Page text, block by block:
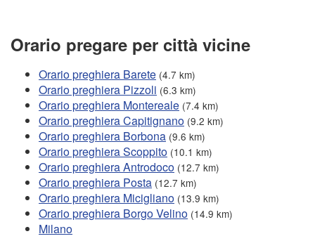
Orario pregare per città vicine
Orario preghiera Barete (4.7 km)
Orario preghiera Pizzoli (6.3 km)
Orario preghiera Montereale (7.4 km)
Orario preghiera Capitignano (9.2 km)
Orario preghiera Borbona (9.6 km)
Orario preghiera Scoppito (10.1 km)
Orario preghiera Antrodoco (12.7 km)
Orario preghiera Posta (12.7 km)
Orario preghiera Micigliano (13.9 km)
Orario preghiera Borgo Velino (14.9 km)
Milano